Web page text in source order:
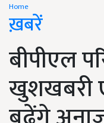
Home
ख़बरें
बीपीएल
खुशखबरी